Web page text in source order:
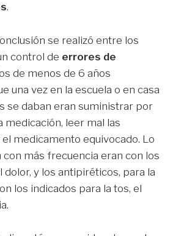
.
se realizó entre los
control de errores de
de menos de 6 años
una vez en la escuela o en casa
se daban eran suministrar por
medicación, leer mal las
medicamento equivocado. Lo
con más frecuencia eran con los
dolor, y los antipiréticos, para la
los indicados para la tos, el